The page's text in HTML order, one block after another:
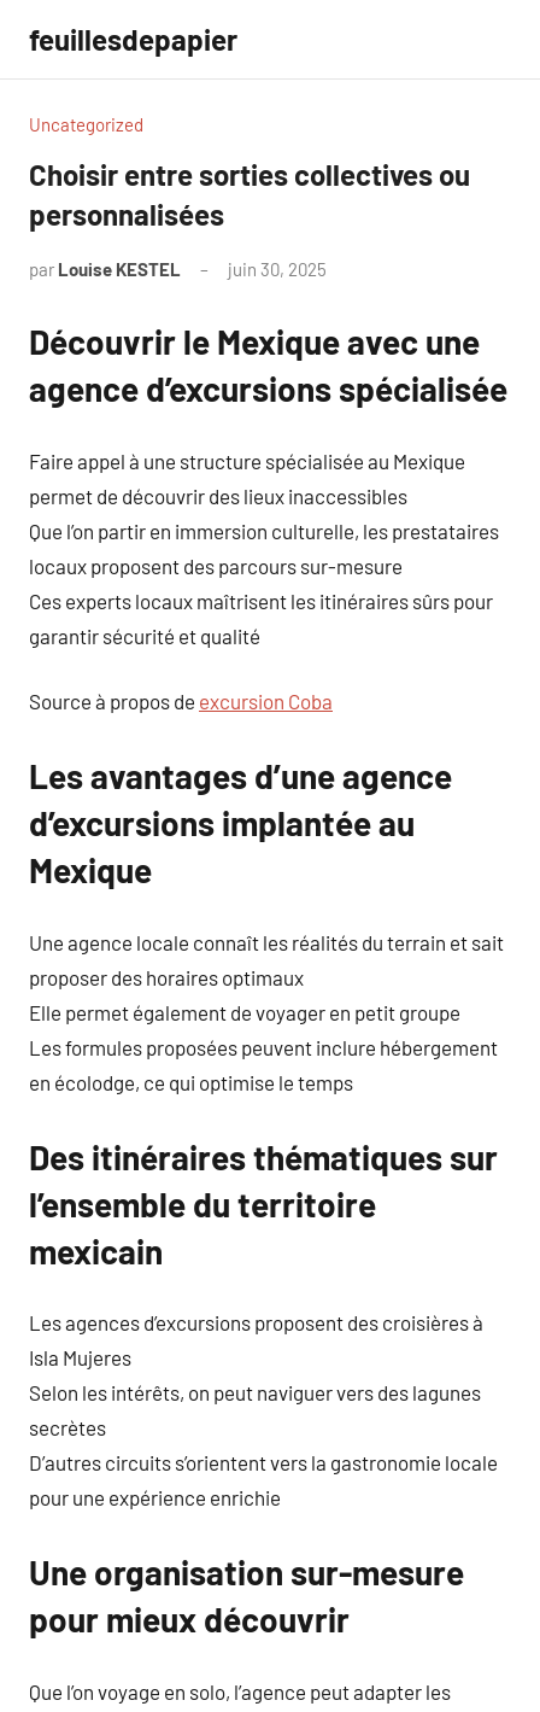
contenu
feuillesdepapier
Uncategorized
Choisir entre sorties collectives ou
personnalisées
par Louise KESTEL juin 30, 2025
Découvrir le Mexique avec une
agence d’excursions spécialisée
Faire appel à une structure spécialisée au Mexique
permet de découvrir des lieux inaccessibles
Que l’on partir en immersion culturelle, les prestataires
locaux proposent des parcours sur-mesure
Ces experts locaux maîtrisent les itinéraires sûrs pour
garantir sécurité et qualité
Source à propos de excursion Coba
Les avantages d’une agence
d’excursions implantée au
Mexique
Une agence locale connaît les réalités du terrain et sait
proposer des horaires optimaux
Elle permet également de voyager en petit groupe
Les formules proposées peuvent inclure hébergement
en écolodge, ce qui optimise le temps
Des itinéraires thématiques sur
l’ensemble du territoire
mexicain
Les agences d’excursions proposent des croisières à
Isla Mujeres
Selon les intérêts, on peut naviguer vers des lagunes
secrètes
D’autres circuits s’orientent vers la gastronomie locale
pour une expérience enrichie
Une organisation sur-mesure
pour mieux découvrir
Que l’on voyage en solo, l’agence peut adapter les